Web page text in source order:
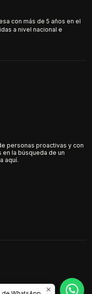
con más de 5 años en el
a nivel nacional e
personas proactivas y con
la búsqueda de un
aquí.